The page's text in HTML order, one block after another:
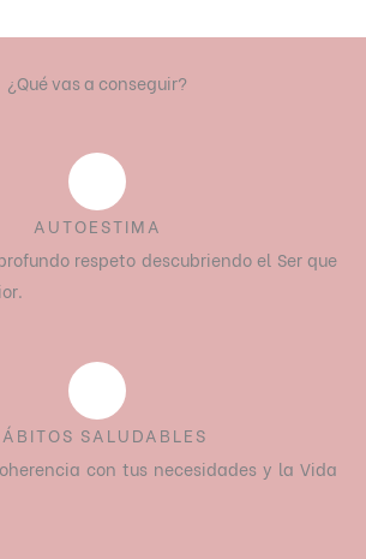
¿Qué vas a conseguir?
AUTOESTIMA
respeto descubriendo el Ser que
SALUDABLES
con tus necesidades y la Vida